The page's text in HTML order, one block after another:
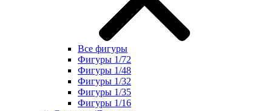
Все фигуры
Фигуры 1/72
Фигуры 1/48
Фигуры 1/32
Фигуры 1/35
Фигуры 1/16